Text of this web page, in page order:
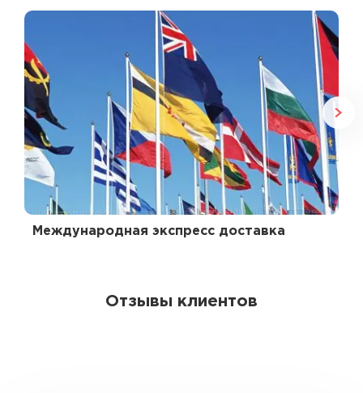
Международная экспресс доставка
Отзывы клиентов